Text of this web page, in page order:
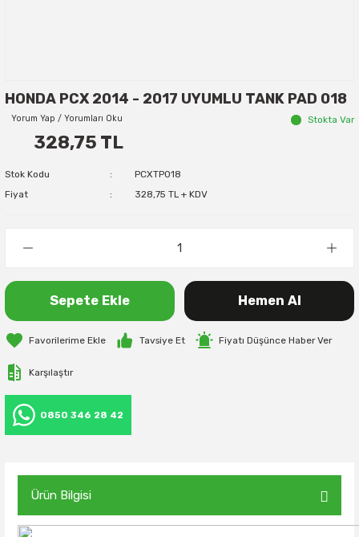
HONDA PCX 2014 - 2017 UYUMLU TANK PAD 018
Yorum Yap / Yorumları Oku Stokta Var
328,75 TL
Stok Kodu
PCXTP018
Fiyat
328,75 TL + KDV
Sepete Ekle Hemen Al
Tavsiye Et Fiyatı Düşünce Haber Ver
Karşılaştır
0850 346 28 42
Ürün Bilgisi